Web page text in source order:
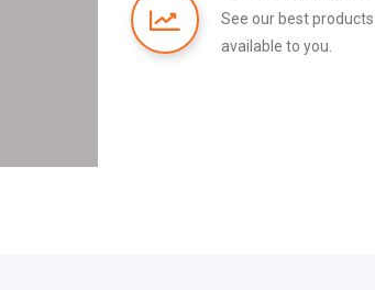
See our best
available to you.